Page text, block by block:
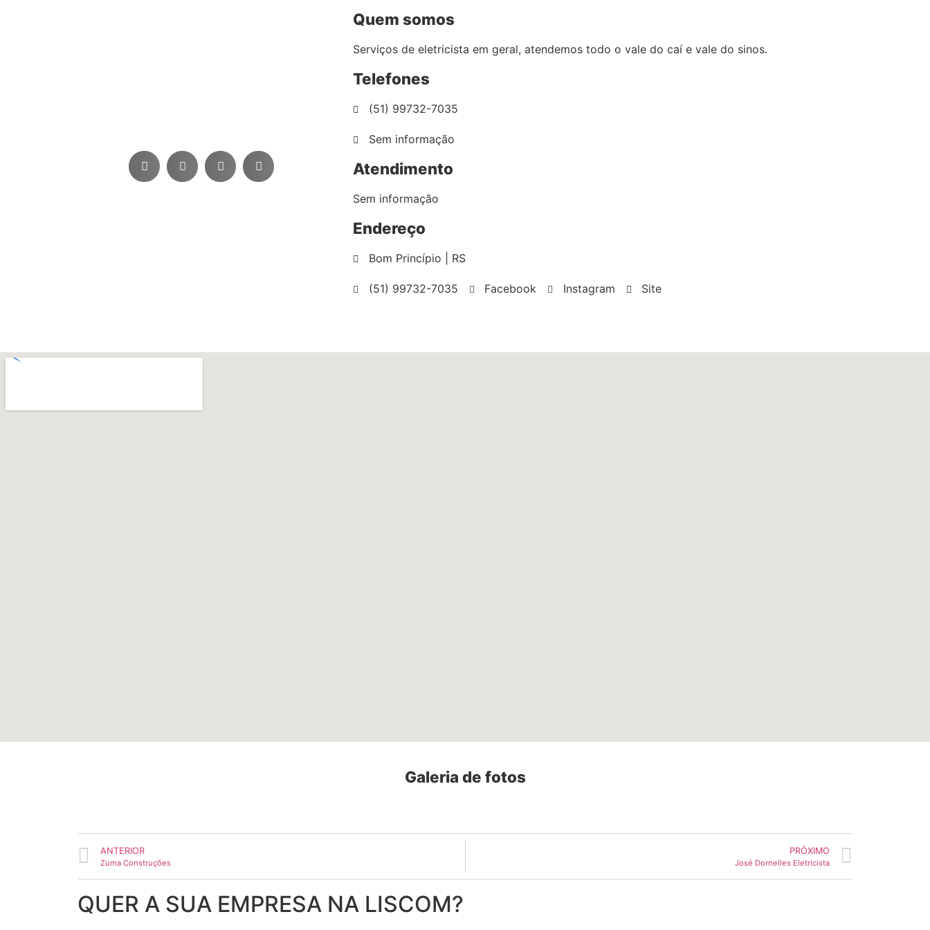
Quem somos
Serviços de eletricista em geral, atendemos todo o vale do caí e vale do sinos.
Telefones
(51) 99732-7035
Sem informação
Atendimento
Sem informação
Endereço
Bom Princípio | RS
(51) 99732-7035 Facebook Instagram Site
Galeria de fotos
ANTERIOR
Zuma Construções
PRÓXIMO
José Dornelles Eletricista
QUER A SUA EMPRESA NA LISCOM?